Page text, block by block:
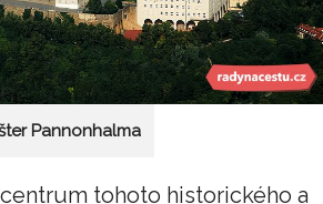
Pannonhalma
tohoto historického a